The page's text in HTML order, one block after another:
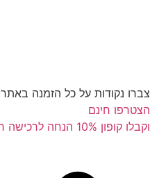
צברו נקודות על כל הזמנה באתר
הצטרפו חינם
וקבלו קופון 10% הנחה לרכישה ראשונה